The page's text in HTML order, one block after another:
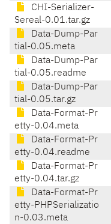
CHI-Serializer-
Sereal-0.01.tar.gz
Data-Dump-Par
tial-0.05.meta
Data-Dump-Par
tial-0.05.readme
Data-Dump-Par
tial-0.05.tar.gz
Data-Format-Pr
etty-0.04.meta
Data-Format-Pr
etty-0.04.readme
Data-Format-Pr
etty-0.04.tar.gz
Data-Format-Pr
etty-PHPSerializatio
n-0.03.meta